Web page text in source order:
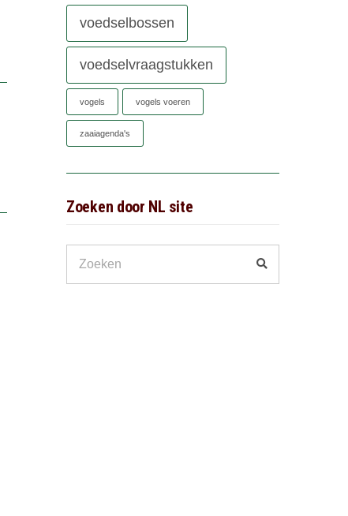
voedselbossen
voedselvraagstukken
vogels vogels voeren
zaaiagenda's
Zoeken door NL site
for: